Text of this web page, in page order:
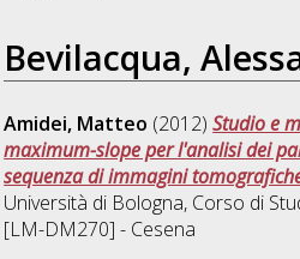
Bevilacqua,
Amidei, Matteo (2012)Studio e
maximum-slope per l'analisi dei
sequenza di immagini
Università di Bologna, Corso di
[LM-DM270] - Cesena